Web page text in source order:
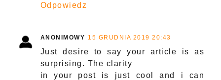
Odpowiedz
ANONIMOWY 15 GRUDNIA 2019 20:43
Just desire to say your article is as
surprising. The clarity
in your post is just cool and i can